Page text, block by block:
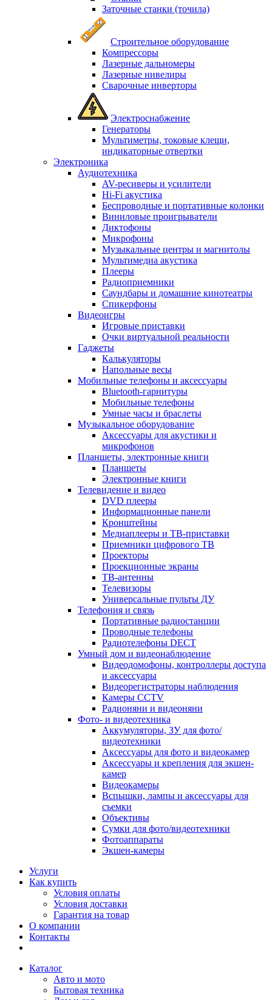
Заточные станки (точила)
Строительное оборудование
Компрессоры
Лазерные дальномеры
Лазерные нивелиры
Сварочные инверторы
Электроснабжение
Генераторы
Мультиметры, токовые клещи,
индикаторные отвертки
Электроника
Аудиотехника
AV-ресиверы и усилители
Hi-Fi акустика
Беспроводные и портативные колонки
Виниловые проигрыватели
Диктофоны
Микрофоны
Музыкальные центры и магнитолы
Мультимедиа акустика
Плееры
Радиоприемники
Саундбары и домашние кинотеатры
Спикерфоны
Видеоигры
Игровые приставки
Очки виртуальной реальности
Гаджеты
Калькуляторы
Напольные весы
Мобильные телефоны и аксессуары
Bluetooth-гарнитуры
Мобильные телефоны
Умные часы и браслеты
Музыкальное оборудование
Аксессуары для акустики и
микрофонов
Планшеты, электронные книги
Планшеты
Электронные книги
Телевидение и видео
DVD плееры
Информационные панели
Кронштейны
Медиаплееры и ТВ-приставки
Приемники цифрового ТВ
Проекторы
Проекционные экраны
ТВ-антенны
Телевизоры
Универсальные пульты ДУ
Телефония и связь
Портативные радиостанции
Проводные телефоны
Радиотелефоны DECT
Умный дом и видеонаблюдение
Видеодомофоны, контроллеры доступа
и аксессуары
Видеорегистраторы наблюдения
Камеры CCTV
Радионяни и видеоняни
Фото- и видеотехника
Аккумуляторы, ЗУ для фото/
видеотехники
Аксессуары для фото и видеокамер
Аксессуары и крепления для экшен-
камер
Видеокамеры
Вспышки, лампы и аксессуары для
съемки
Объективы
Сумки для фото/видеотехники
Фотоаппараты
Экшен-камеры
Услуги
Как купить
Условия оплаты
Условия доставки
Гарантия на товар
О компании
Контакты
Каталог
Авто и мото
Бытовая техника